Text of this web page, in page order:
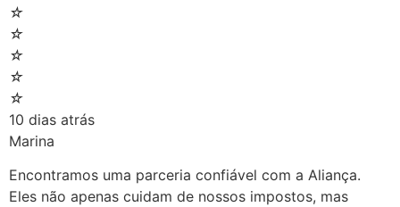
☆
☆
☆
☆
☆
10 dias atrás
Marina
Encontramos uma parceria confiável com a Aliança.
Eles não apenas cuidam de nossos impostos, mas